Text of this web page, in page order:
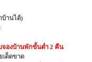
บ้านได้)
องบ้านพักขั้นต่ำ 2 คืน
เด็ดขาด